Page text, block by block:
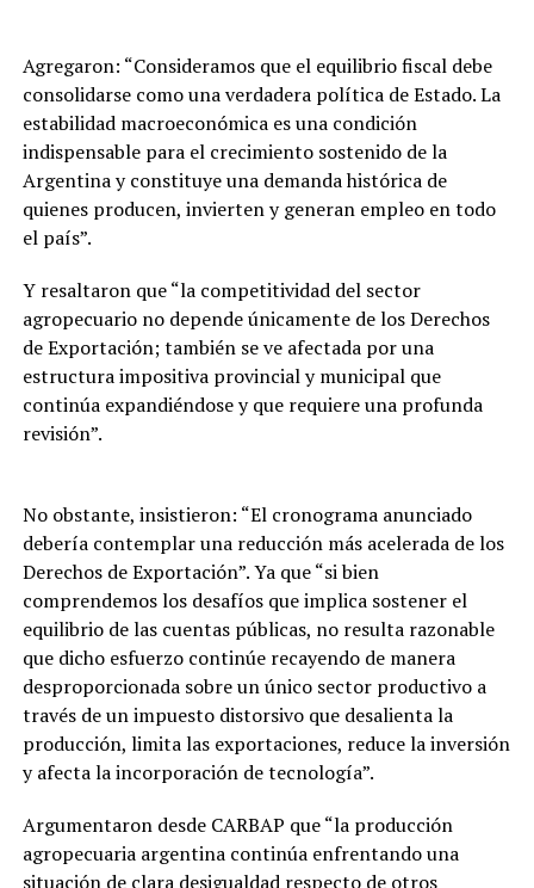
Agregaron: “Consideramos que el equilibrio fiscal debe
consolidarse como una verdadera política de Estado. La
estabilidad macroeconómica es una condición
indispensable para el crecimiento sostenido de la
Argentina y constituye una demanda histórica de
quienes producen, invierten y generan empleo en todo
el país”.
Y resaltaron que “la competitividad del sector
agropecuario no depende únicamente de los Derechos
de Exportación; también se ve afectada por una
estructura impositiva provincial y municipal que
continúa expandiéndose y que requiere una profunda
revisión”.
No obstante, insistieron: “El cronograma anunciado
debería contemplar una reducción más acelerada de los
Derechos de Exportación”. Ya que “si bien
comprendemos los desafíos que implica sostener el
equilibrio de las cuentas públicas, no resulta razonable
que dicho esfuerzo continúe recayendo de manera
desproporcionada sobre un único sector productivo a
través de un impuesto distorsivo que desalienta la
producción, limita las exportaciones, reduce la inversión
y afecta la incorporación de tecnología”.
Argumentaron desde CARBAP que “la producción
agropecuaria argentina continúa enfrentando una
situación de clara desigualdad respecto de otros